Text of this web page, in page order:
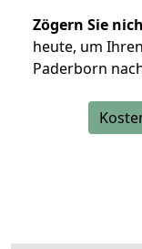
Zögern Sie
heute, um
Paderborn